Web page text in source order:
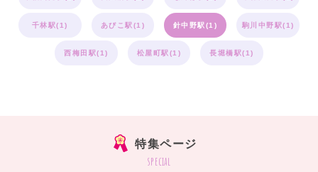
千林駅(1) あびこ駅(1) 針中野駅(1) 駒川中野駅(1)
西梅田駅(1) 松屋町駅(1) 長堀橋駅(1)
特集ページ
special